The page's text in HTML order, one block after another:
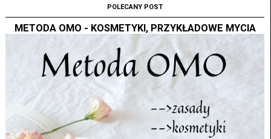
POLECANY POST
METODA OMO - KOSMETYKI, PRZYKŁADOWE MYCIA